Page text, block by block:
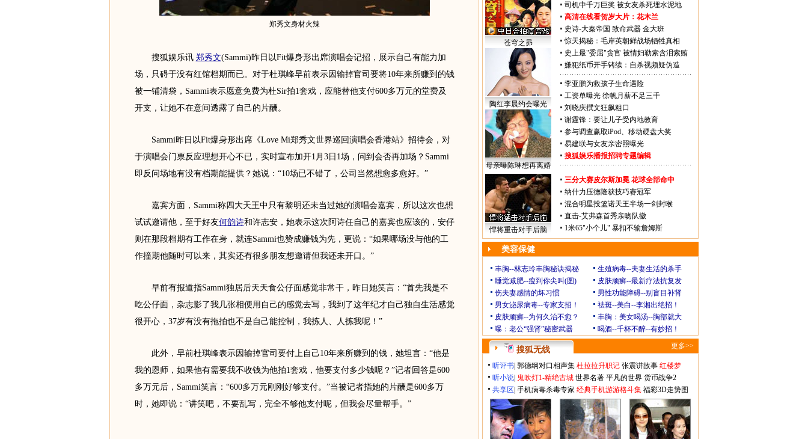
郑秀文身材火辣
搜狐娱乐讯 郑秀文(Sammi)昨日以Fit爆身形出席演唱会记招，展示自己有能力加
场，只碍于没有红馆档期而已。对于杜琪峰早前表示因输掉官司要将10年来所赚到的钱
被一铺清袋，Sammi表示愿意免费为杜Sir拍1套戏，应能替他支付600多万元的堂费及
开支，让她不在意间透露了自己的片酬。
Sammi昨日以Fit爆身形出席《Love Mi郑秀文世界巡回演唱会香港站》招待会，对
于演唱会门票反应理想开心不已，实时宣布加开1月3日1场，问到会否再加场？Sammi
即反问场地有没有档期能提供？她说：“10场已不错了，公司当然想愈多愈好。”
嘉宾方面，Sammi称四大天王中只有黎明还未当过她的演唱会嘉宾，所以这次也想
试试邀请他，至于好友何韵诗和许志安，她表示这次阿诗任自己的嘉宾也应该的，安仔
则在那段档期有工作在身，就连Sammi也赞成赚钱为先，更说：“如果哪场没与他的工
作撞期他随时可以来，其实还有很多朋友想邀请但我还未开口。”
早前有报道指Sammi独居后天天食公仔面感觉非常干，昨日她笑言：“首先我是不
吃公仔面，杂志影了我几张相便用自己的感觉去写，我到了这年纪才自己独自生活感觉
很开心，37岁有没有拖拍也不是自己能控制，我拣人、人拣我呢！”
此外，早前杜琪峰表示因输掉官司要付上自己10年来所赚到的钱，她坦言：“他是
我的恩师，如果他有需要我不收钱为他拍1套戏，他要支付多少钱呢？”记者回答是600
多万元后，Sammi笑言：“600多万元刚刚好够支付。”当被记者指她的片酬是600多万
时，她即说：“讲笑吧，不要乱写，完全不够他支付呢，但我会尽量帮手。”
苍穹之昴
陶红李晨约会曝光
母亲曝陈琳想再离婚
司机中千万巨奖 被女友杀死埋水泥地
高清在线看贺岁大片： 花木兰
史诗-大秦帝国 致命武器 金大班
惊天揭秘：毛岸英朝鲜战场牺牲真相
史上最"委屈"贪官 被情妇勒索含泪索贿
嫌犯纸币开手铐续：自杀视频疑伪造
李亚鹏为救孩子生命遇险
工资单曝光 徐帆月薪不足三千
刘晓庆撰文狂飙粗口
谢霆锋：要让儿子受内地教育
参与调查赢取iPod、移动硬盘大奖
易建联与女友亲密照曝光
搜狐娱乐播报招聘专题编辑
悍将重击对手后脑
三分大赛皮尔斯加冕 花球全部命中
纳什力压德隆获技巧赛冠军
混合明星投篮诺天王半场一剑封喉
直击-艾弗森首秀亲吻队徽
1米65"小个儿" 暴扣不输詹姆斯
美容保健
丰胸--林志玲丰胸秘诀揭秘
生殖病毒--夫妻生活的杀手
睡觉减肥--瘦到你尖叫(图)
皮肤顽癣--最新疗法抗复发
伤夫妻感情的坏习惯
男性功能障碍--别盲目补肾
男女泌尿病毒--专家支招！
祛斑--美白--李湘出绝招！
皮肤顽癣--为何久治不愈？
丰胸：美女喝汤--胸部就大
曝：老公“强肾”秘密武器
喝酒--千杯不醉--有妙招！
搜狐无线 更多>>
听评书 郭德纲对口相声集 杜拉拉升职记 张震讲故事 红楼梦
听小说 鬼吹灯1-精绝古城 世界名著 平凡的世界 货币战争2
共享区 手机病毒杀毒专家 经典手机游游格斗集 福彩3D走势图